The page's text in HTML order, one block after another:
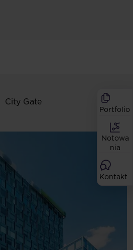
Portfolio
Notowa
nia
Kontakt
City Gate